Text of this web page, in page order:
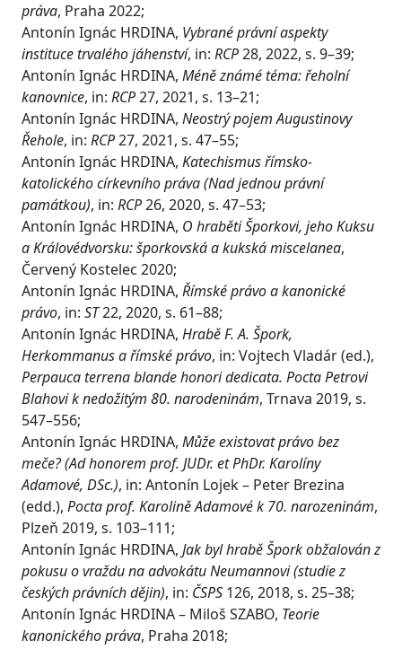
práva, Praha 2022;
Antonín Ignác HRDINA, Vybrané právní aspekty
instituce trvalého jáhenství, in: RCP28, 2022, s. 9–39;
Antonín Ignác HRDINA, Méně známé téma: řeholní
kanovnice, in: RCP27, 2021, s. 13–21;
Antonín Ignác HRDINA, Neostrý pojem Augustinovy
Řehole, in: RCP27, 2021, s. 47–55;
Antonín Ignác HRDINA, Katechismus římsko-
katolického církevního práva (Nad jednou právní
památkou), in: RCP26, 2020, s. 47–53;
Antonín Ignác HRDINA, O hraběti Šporkovi, jeho Kuksu
a Královédvorsku: šporkovská a kukská miscelanea,
Červený Kostelec 2020;
Antonín Ignác HRDINA, Římské právo a kanonické
právo, in: ST22, 2020, s. 61–88;
Antonín Ignác HRDINA, Hrabě F. A. Špork,
Herkommanus a římské právo, in: Vojtech Vladár (ed.),
Perpauca terrena blande honori dedicata. Pocta Petrovi
Blahovi k nedožitým 80. narodeninám, Trnava 2019, s.
547–556;
Antonín Ignác HRDINA, Může existovat právo bez
meče? (Ad honorem prof. JUDr. et PhDr. Karolíny
Adamové, DSc.), in: Antonín Lojek – Peter Brezina
(edd.), Pocta prof. Karolině Adamové k 70. narozeninám,
Plzeň 2019, s. 103–111;
Antonín Ignác HRDINA, Jak byl hrabě Špork obžalován z
pokusu o vraždu na advokátu Neumannovi (studie z
českých právních dějin), in: ČSPS 126, 2018, s. 25–38;
Antonín Ignác HRDINA – Miloš SZABO, Teorie
kanonického práva, Praha 2018;